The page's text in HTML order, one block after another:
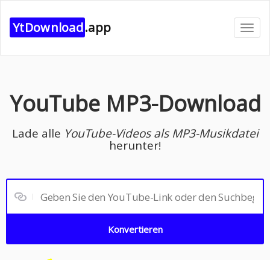
YtDownload.app
YouTube MP3-Download
Lade alle YouTube-Videos als MP3-Musikdatei
herunter!
Konvertieren